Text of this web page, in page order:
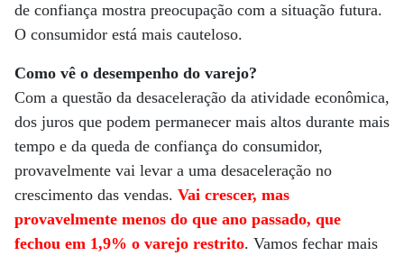
de confiança mostra preocupação com a situação futura.
O consumidor está mais cauteloso.
Como vê o desempenho do varejo?
Com a questão da desaceleração da atividade econômica,
dos juros que podem permanecer mais altos durante mais
tempo e da queda de confiança do consumidor,
provavelmente vai levar a uma desaceleração no
crescimento das vendas. Vai crescer, mas
provavelmente menos do que ano passado, que
fechou em 1,9% o varejo restrito. Vamos fechar mais